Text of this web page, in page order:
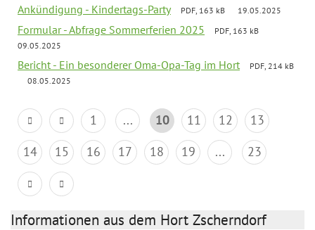
Ankündigung - Kindertags-Party PDF, 163 kB 19.05.2025
Formular - Abfrage Sommerferien 2025
PDF, 163 kB
09.05.2025
Bericht - Ein besonderer Oma-Opa-Tag im Hort
PDF, 214 kB
08.05.2025
1 ... 10 11 12
13
14
15 16 17 18 19 ... 23
Informationen aus dem Hort Zscherndorf